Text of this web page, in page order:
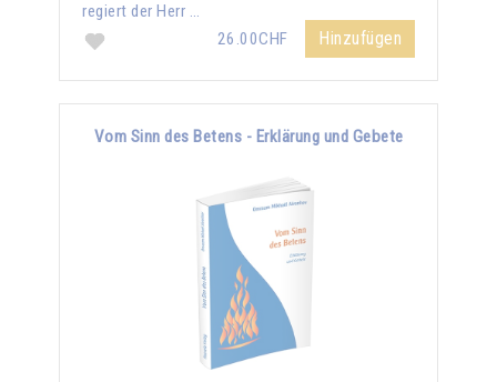
regiert der Herr …
26.00CHF
Hinzufügen
Vom Sinn des Betens - Erklärung und Gebete